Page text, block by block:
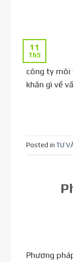
11
Th5
công ty môi
khăn gì về
Posted inTƯ
Phương